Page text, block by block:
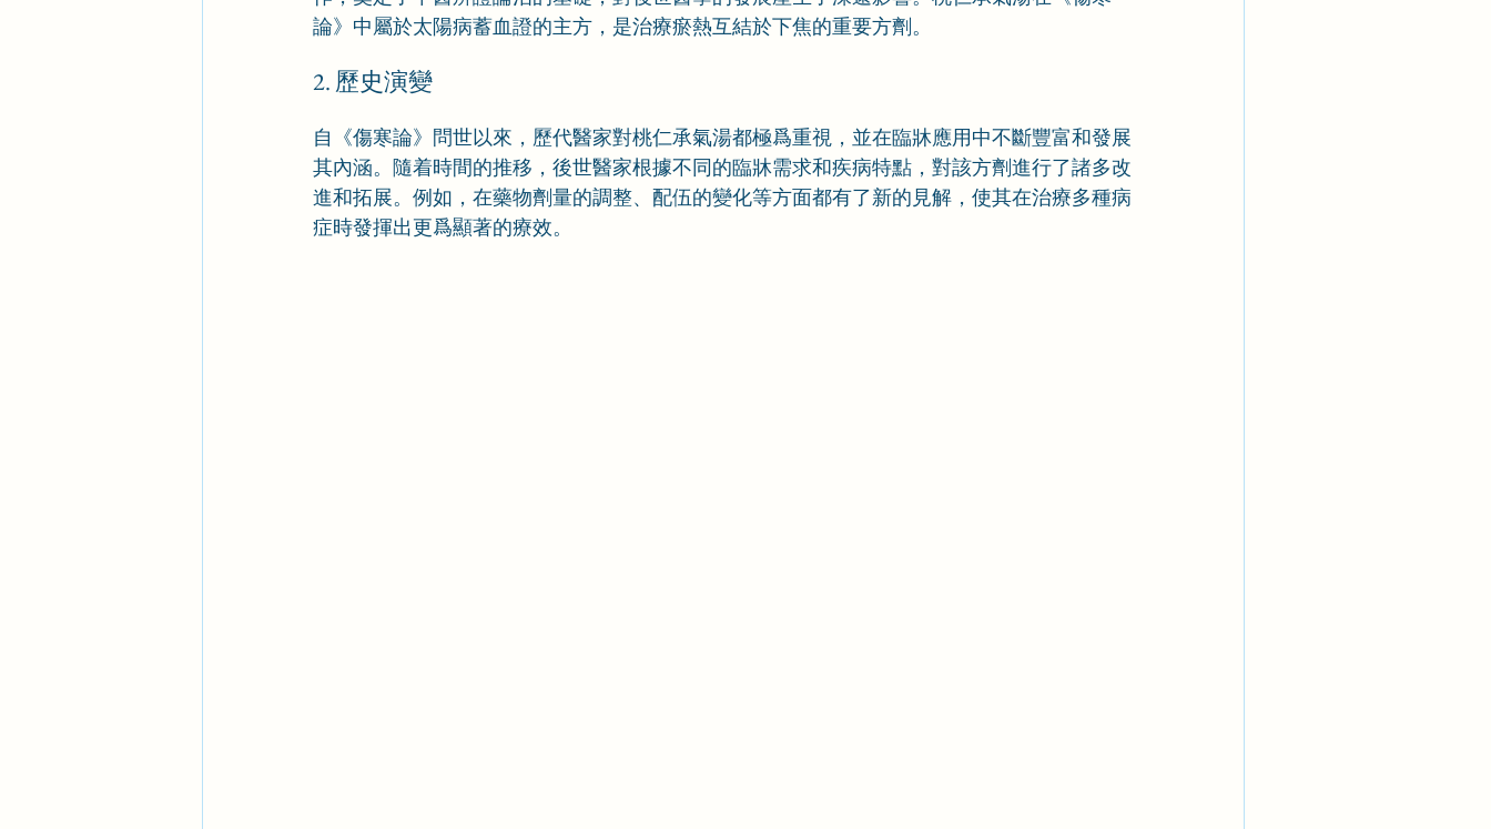
論》中屬於太陽病蓄血證的主方，是治療瘀熱互結於下焦的重要方劑。
2. 歷史演變
自《傷寒論》問世以來，歷代醫家對桃仁承氣湯都極爲重視，並在臨牀應用中不斷豐富和發展
其內涵。隨着時間的推移，後世醫家根據不同的臨牀需求和疾病特點，對該方劑進行了諸多改
進和拓展。例如，在藥物劑量的調整、配伍的變化等方面都有了新的見解，使其在治療多種病
症時發揮出更爲顯著的療效。